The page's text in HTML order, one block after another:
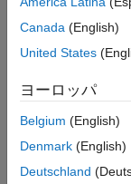
Canada (English)
United States
ヨーロッパ
Belgium (English)
Denmark (English)
Deutschland
トラストセンター
違法コピー防止
© 1994-2026